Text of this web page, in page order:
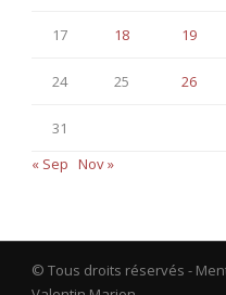
17 18 19
24 25 26
31
« Sep Nov »
© Tous droits réservés -